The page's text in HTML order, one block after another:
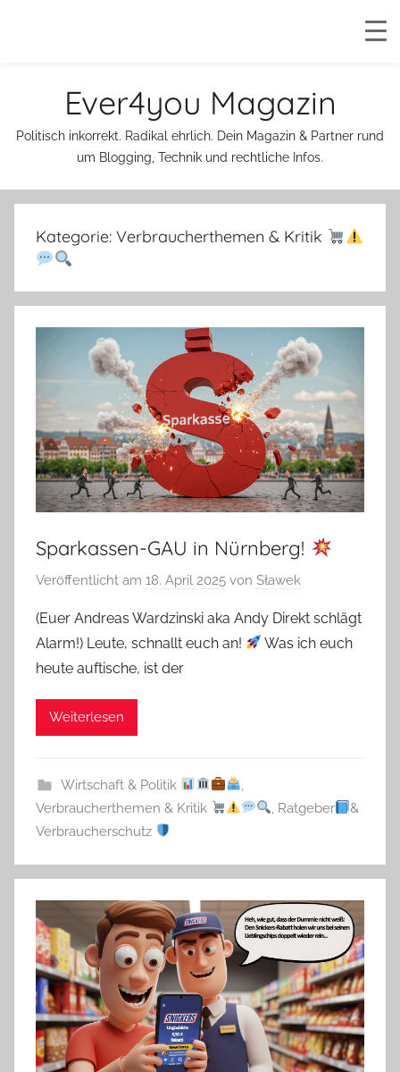
Ever4you Magazin
Politisch inkorrekt. Radikal ehrlich. Dein Magazin & Partner rund
um Blogging, Technik und rechtliche Infos.
Kategorie: Verbraucherthemen & Kritik
Sparkassen-GAU in Nürnberg!
Veröffentlicht am 18. April 2025 von Sławek
(Euer Andreas Wardzinski aka Andy Direkt schlägt
Alarm!) Leute, schnallt euch an!
Was ich euch
heute auftische, ist der
Weiterlesen
Wirtschaft & Politik
Verbraucherthemen & Kritik
Ratgeber
&
Verbraucherschutz